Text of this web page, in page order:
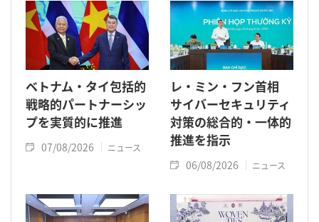
ベトナム・タイ包括的
戦略的パートナーシッ
プを実質的に推進
07/08/2026 ニュース
レ・ミン・フン首相
サイバーセキュリティ
対策の総合的・一体的
推進を指示
06/08/2026 ニュース